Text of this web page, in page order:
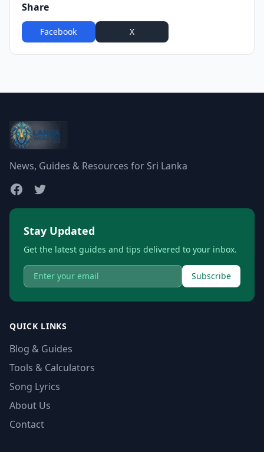
Share
Facebook X
News, Guides & Resources for Sri Lanka
Stay Updated
Get the latest guides and tips delivered to your inbox.
Subscribe
QUICK LINKS
Blog & Guides
Tools & Calculators
Song Lyrics
About Us
Contact